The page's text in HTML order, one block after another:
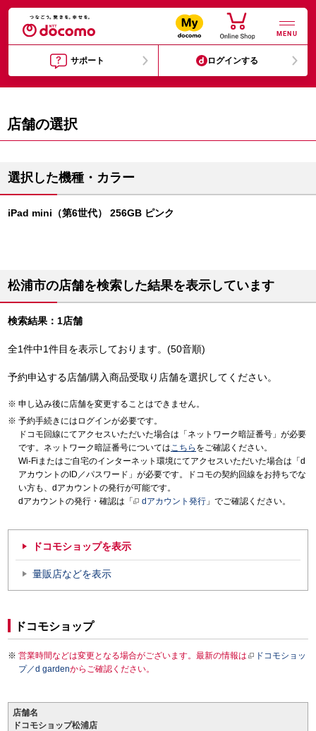
MENU
サポート ログインする
店舗の選択
選択した機種・カラー
iPad mini（第6世代） 256GB ピンク
松浦市の店舗を検索した結果を表示しています
検索結果：1店舗
全1件中1件目を表示しております。(50音順)
予約申込する店舗/購入商品受取り店舗を選択してください。
申し込み後に店舗を変更することはできません。
予約手続きにはログインが必要です。
ドコモ回線にてアクセスいただいた場合は「ネットワーク暗証番号」が必要
です。ネットワーク暗証番号についてはこちら をご確認ください。
Wi-Fiまたはご自宅のインターネット環境にてアクセスいただいた場合は「d
アカウントのID／パスワード」が必要です。ドコモの契約回線をお持ちでな
い方も、dアカウントの発行が可能です。
dアカウントの発行・確認は「
dアカウント発行 」でご確認ください。
ドコモショップを表示
量販店などを表示
ドコモショップ
営業時間などは変更となる場合がございます。最新の情報は
ドコモショッ
プ／d gardenからご確認ください。
店舗名
ドコモショップ松浦店